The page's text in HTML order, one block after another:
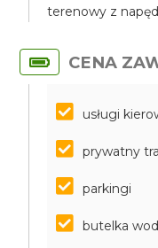
terenowy z
CENA
usługi
prywatny
parkingi
butelka